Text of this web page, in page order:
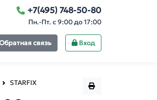
+7(495) 748-50-80
Пн.-Пт. с 9:00 до 17:00
связь Вход
STARFIX